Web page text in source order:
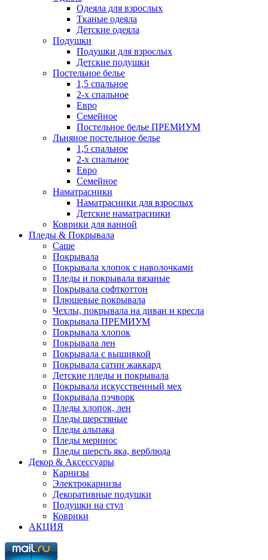
Одеяла для взрослых
Тканые одеяла
Детские одеяла
Подушки
Подушки для взрослых
Детские подушки
Постельное белье
1,5 спальное
2-х спальное
Евро
Семейное
Постельное белье ПРЕМИУМ
Льняное постельное белье
1,5 спальное
2-х спальное
Евро
Семейное
Наматрасники
Наматрасники для взрослых
Детские наматрасники
Коврики для ванной
Пледы & Покрывала
Саше
Покрывала
Покрывала хлопок с наволочками
Пледы и покрывала вязаные
Покрывала софткоттон
Плюшевые покрывала
Чехлы, покрывала на диван и кресла
Покрывала ПРЕМИУМ
Покрывала хлопок
Покрывала лен
Покрывала с вышивкой
Покрывала сатин жаккард
Детские пледы и покрывала
Покрывала искусственный мех
Покрывала пэчворк
Пледы хлопок, лен
Пледы шерстяные
Пледы альпака
Пледы меринос
Пледы шерсть яка, верблюда
Декор & Аксессуары
Карнизы
Электрокарнизы
Декоративные подушки
Подушки на стул
Коврики
АКЦИЯ